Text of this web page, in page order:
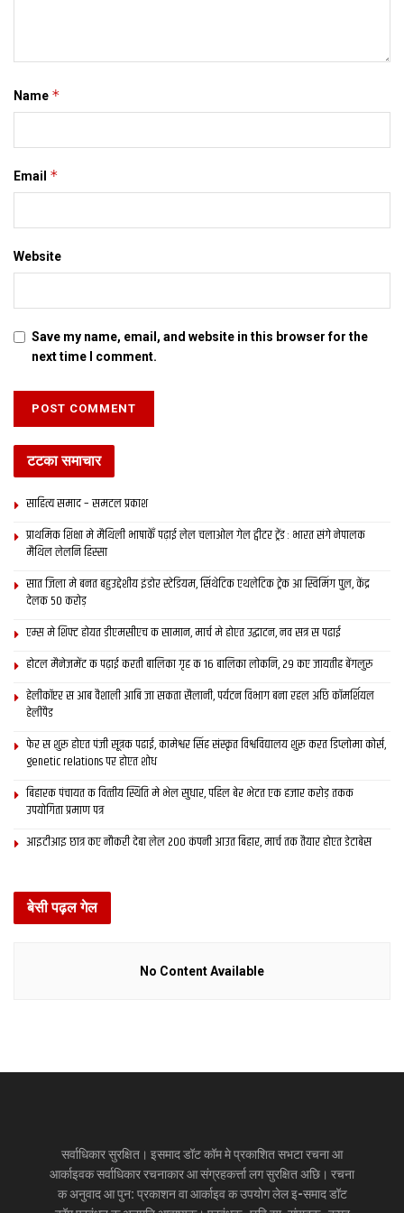
Name *
Email *
Website
Save my name, email, and website in this browser for the
next time I comment.
टटका समाचार
साहित्य समाद – समटल प्रकाश
प्राथमिक शि‍क्षा मे मैथि‍ली भाषाकेँ पढ़ाई लेल चलाओल गेल ट्वीटर ट्रेंड : भारत संगे नेपालक
मैथिल लेलनि हिस्सा
सात जिला मे बनत बहुउद्देशीय इंडोर स्‍टेडि‍यम, सिंथेटिक एथलेटिक ट्रेक आ स्विमिंग पुल, केंद्र
देलक 50 करोड़
एम्स मे शिफ्ट होयत डीएमसीएच क सामान, मार्च मे होएत उद्घाटन, नव सत्र स पढाई
होटल मैनेजमेंट क पढ़ाई करती बालिका गृह क 16 बालिका लोकनि, 29 कए जायतीह बेंगलुरु
हेलीकॉप्टर स आब वैशाली आबि जा सकता सैलानी, पर्यटन विभाग बना रहल अछि कॉमर्शियल
हेलीपैड
फेर स शुरू होएत पंजी सूत्रक पढाई, कामेश्वर सिंह संस्कृत विश्वविद्यालय शुरू करत डिप्लोमा कोर्स,
genetic relations पर होएत शोध
बिहारक पंचायत क वित्‍तीय स्थिति मे भेल सुधार, पहिल बेर भेटत एक हजार करोड़ तकक
उपयोगिता प्रमाण पत्र
आइटीआइ छात्र कए नौकरी देबा लेल 200 कंपनी आउत बिहार, मार्च तक तैयार होएत डेटाबेस
बेसी पढ़ल गेल
No Content Available
सर्वाधिकार सुरक्षित। इसमाद डॉट कॉम मे प्रकाशित सभटा रचना आ
आर्काइवक सर्वाधिकार रचनाकार आ संग्रहकर्त्ता लग सुरक्षित अछि। रचना
क अनुवाद आ पुन: प्रकाशन वा आर्काइव क उपयोग लेल इ-समाद डॉट